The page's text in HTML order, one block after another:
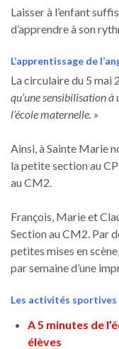
Laisser à l’enfant
d’apprendre à son
L’apprentissage de
La circulaire du 5 mai
qu’une sensibilisation
l’école maternelle. »
Ainsi, à Sainte Marie
la petite section au
au CM2.
François, Marie et
Section au CM2. Par
petites mises en
par semaine d’une
Les activités sportives
A 5 minutes de
élèves